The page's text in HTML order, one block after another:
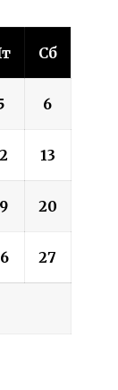
Сб
6
13
20
27